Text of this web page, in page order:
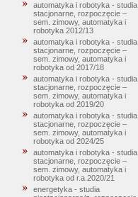
automatyka i robotyka - studia
stacjonarne, rozpoczęcie –
sem. zimowy, automatyka i
robotyka 2012/13
automatyka i robotyka - studia
stacjonarne, rozpoczęcie –
sem. zimowy, automatyka i
robotyka od 2017/18
automatyka i robotyka - studia
stacjonarne, rozpoczęcie –
sem. zimowy, automatyka i
robotyka od 2019/20
automatyka i robotyka - studia
stacjonarne, rozpoczęcie –
sem. zimowy, automatyka i
robotyka od 2024/25
automatyka i robotyka - studia
stacjonarne, rozpoczęcie –
sem. zimowy, automatyka i
robotyka od r.a.2020/21
energetyka - studia